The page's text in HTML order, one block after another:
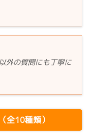
外の質問にも丁寧に
全10種類）